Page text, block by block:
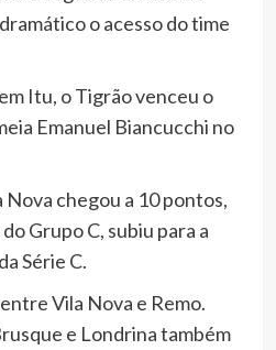
o acesso do time
Itu, o Tigrão venceu o
Emanuel Biancucchi no
Nova chegou a 10 pontos,
Grupo C, subiu para a
Série C.
Vila Nova e Remo.
e Londrina também